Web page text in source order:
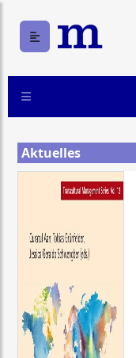
Aktuelles